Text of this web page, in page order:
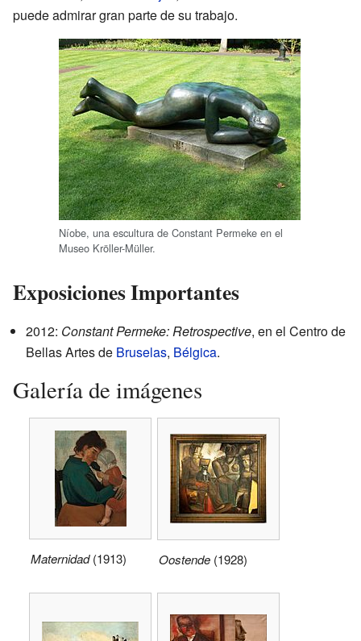
puede admirar gran parte de su trabajo.
Níobe, una escultura de Constant Permeke en el
Museo Kröller-Müller.
Exposiciones Importantes
2012: Constant Permeke: Retrospective, en el Centro de
Bellas Artesde Bruselas, Bélgica.
Galería de imágenes
Maternidad(1913) Oostende (1928)